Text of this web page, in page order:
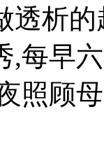
透析
,每早
照顾